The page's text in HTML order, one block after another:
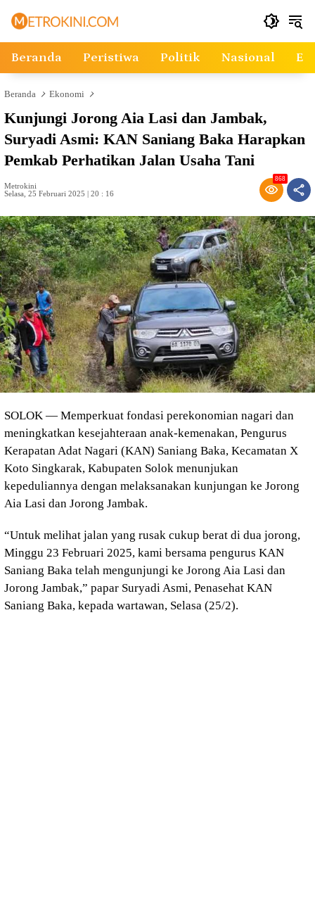
Beranda Peristiwa Politik Nasional
Beranda Ekonomi
Kunjungi Jorong Aia Lasi dan Jambak,
Suryadi Asmi: KAN Saniang Baka Harapkan
Pemkab Perhatikan Jalan Usaha Tani
Metrokini
Selasa, 25 Februari 2025 | 20 : 16
868
SOLOK — Memperkuat fondasi perekonomian nagari dan
meningkatkan kesejahteraan anak-kemenakan, Pengurus
Kerapatan Adat Nagari (KAN) Saniang Baka, Kecamatan X
Koto Singkarak, Kabupaten Solok menunjukan
kepeduliannya dengan melaksanakan kunjungan ke Jorong
Aia Lasi dan Jorong Jambak.
“Untuk melihat jalan yang rusak cukup berat di dua jorong,
Minggu 23 Februari 2025, kami bersama pengurus KAN
Saniang Baka telah mengunjungi ke Jorong Aia Lasi dan
Jorong Jambak,” papar Suryadi Asmi, Penasehat KAN
Saniang Baka, kepada wartawan, Selasa (25/2).